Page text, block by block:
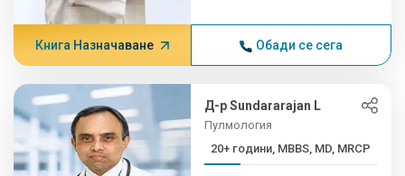
Книга Назначаване Обади се сега
Д-р Sundararajan L
Пулмология
20+ години, MBBS, MD, MRCP